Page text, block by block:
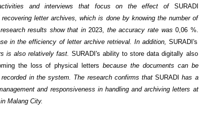
and interviews that focus on the effect of SURADI
letter archives, which is done by knowing the number of
results show that in2023, the accuracy rate was0,06 %.
in the efficiency of letter archive retrieval. In addition,SURADI's
is also relatively fast.SURADI's ability to store data digitally also
the loss of physical letters because the documents can be
in the system. The research confirms thatSURADI has a
and responsiveness in handling and archiving letters at
Malang City.